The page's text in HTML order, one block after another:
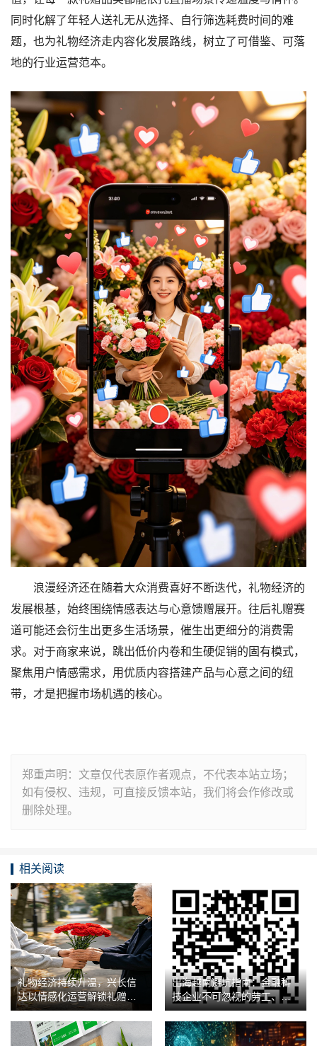
同时化解了年轻人送礼无从选择、自行筛选耗费时间的难
题，也为礼物经济走内容化发展路线，树立了可借鉴、可落
地的行业运营范本。
浪漫经济还在随着大众消费喜好不断迭代，礼物经济的
发展根基，始终围绕情感表达与心意馈赠展开。往后礼赠赛
道可能还会衍生出更多生活场景，催生出更细分的消费需
求。对于商家来说，跳出低价内卷和生硬促销的固有模式，
聚焦用户情感需求，用优质内容搭建产品与心意之间的纽
带，才是把握市场机遇的核心。
郑重声明：文章仅代表原作者观点，不代表本站立场；
如有侵权、违规，可直接反馈本站，我们将会作修改或
删除处理。
相关阅读
礼物经济持续升温，兴长信
达以情感化运营解锁礼赠品
类新玩法
出海越南避坑指南：金融科
技企业不可忽视的劳工、外
包与知识产权合规红线